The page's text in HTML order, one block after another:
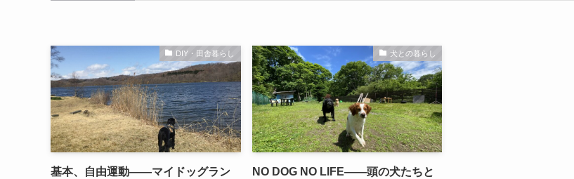
DIY・田舎暮らし
基本、自由運動——マイドッグラン
犬との暮らし
NO DOG NO LIFE——頭の犬たちと